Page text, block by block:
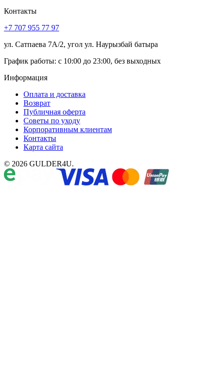
Контакты
+7 707 955 77 97
ул. Сатпаева 7А/2, угол ул. Наурызбай батыра
График работы: с 10:00 до 23:00, без выходных
Информация
Оплата и доставка
Возврат
Публичная оферта
Советы по уходу
Корпоративным клиентам
Контакты
Карта сайта
© 2026 GULDER4U.